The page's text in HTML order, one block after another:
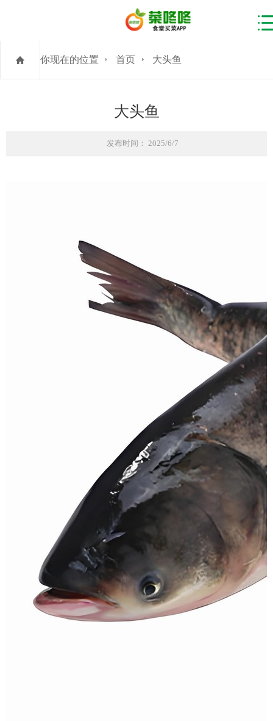
你现在的位置 首页 大头鱼
大头鱼
发布时间： 2025/6/7